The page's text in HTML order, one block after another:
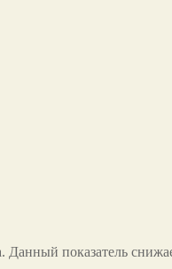
показатель